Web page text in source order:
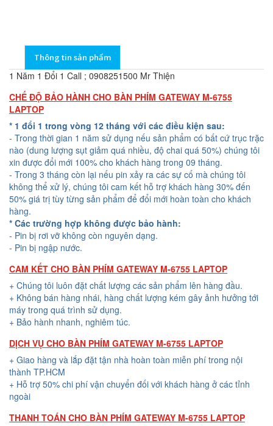
Thông tin sản phẩm
1 Năm 1 Đổi 1 Call ; 0908251500 Mr Thiện
CHẾ ĐỘ BẢO HÀNH CHO BÀN PHÍM GATEWAY M-6755
LAPTOP
* 1 đổi 1 trong vòng 12 tháng với các điều kiện sau:
- Trong thời gian 1 năm sử dụng nếu sản phẩm có bất cứ trục trặc
nào (dung lượng sụt giảm quá nhiều, độ chai quá 50%) chúng tôi
xin được đổi mới 100% cho khách hàng trong 09 tháng.
- Trong 3 tháng còn lại nếu pin xảy ra các sự cố mà chúng tôi
không thể xử lý, chúng tôi cam kết hỗ trợ khách hàng 30% đến
50% giá trị tùy từng sản phẩm để đổi mới hoàn toàn cho khách
hàng.
* Các trường hợp không được bảo hành:
- Pin bị rơi vỡ không còn nguyên dạng.
- Pin bị ngập nước.
CAM KẾT CHO BÀN PHÍM GATEWAY M-6755 LAPTOP
+ Chúng tôi luôn đặt chất lượng các sản phẩm lên hàng đầu.
+ Không bán hàng nhái, hàng chất lượng kém gây ảnh hưởng tới
máy trong quá trình sử dụng.
+ Bảo hành nhanh, nghiêm túc.
DỊCH VỤ CHO BÀN PHÍM GATEWAY M-6755 LAPTOP
+ Giao hàng và lắp đặt tận nhà hoàn toàn miễn phí trong nội
thành TP.HCM
+ Hỗ trợ 50% chi phí vận chuyển đối với khách hàng ở các tỉnh
ngoài
THANH TOÁN CHO BÀN PHÍM GATEWAY M-6755 LAPTOP